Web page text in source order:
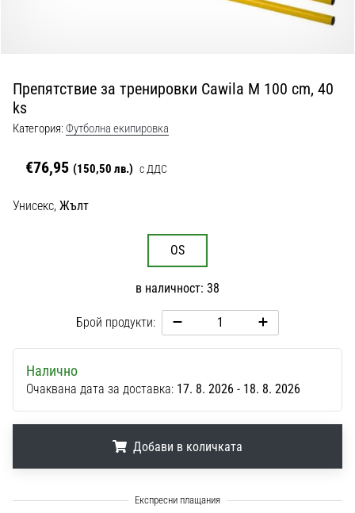
от
Nike,
adidas
PUMA.
от
•
1 мин. четене
Nike
Phantom
6
новите
обувки
Препятствие за тренировки Cawila M 100 cm, 40
ks
Категория:Футболна екипировка
€76,95 (150,50 лв.) с ДДС
Унисекс, Жълт
OS
в наличност: 38
Брой продукти:
Налично
Очаквана дата за доставка: 17. 8. 2026 - 18. 8. 2026
Добави в количката